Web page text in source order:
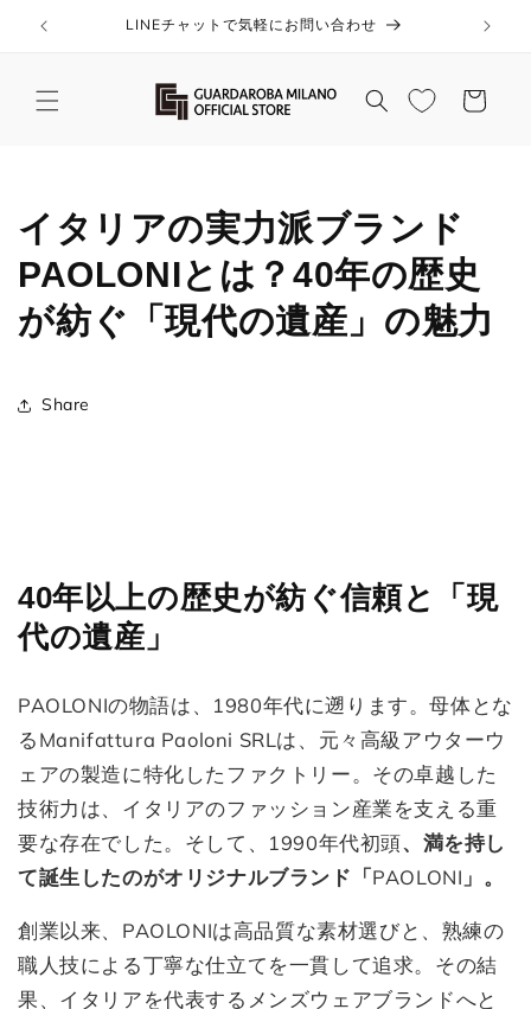
ンツに
LINEチャットで気軽にお問い合わせ
ー
イタリアの実力派ブランド
PAOLONIとは？40年の歴史
が紡ぐ「現代の遺産」の魅力
Share
40年以上の歴史が紡ぐ信頼と「現
代の遺産」
PAOLONIの物語は、1980年代に遡ります。母体とな
るManifattura Paoloni SRLは、元々高級アウターウ
ェアの製造に特化したファクトリー。その卓越した
技術力は、イタリアのファッション産業を支える重
要な存在でした。そして、1990年代初頭、満を持し
て誕生したのがオリジナルブランド「PAOLONI 」。
創業以来、PAOLONIは高品質な素材選びと、熟練の
職人技による丁寧な仕立てを一貫して追求。その結
果、イタリアを代表するメンズウェアブランドへと